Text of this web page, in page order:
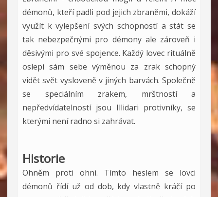
démonů, kteří padli pod jejich zbraněmi, dokáží
využít k vylepšení svých schopností a stát se
tak nebezpečnými pro démony ale zároveň i
děsivými pro své spojence. Každý lovec rituálně
oslepí sám sebe výměnou za zrak schopný
vidět svět vysloveně v jiných barvách. Společně
se speciálním zrakem, mrštností a
nepředvídatelností jsou Illidari protivníky, se
kterými není radno si zahrávat.
Historie
Ohněm proti ohni. Tímto heslem se lovci
démonů řídí už od dob, kdy vlastně kráčí po